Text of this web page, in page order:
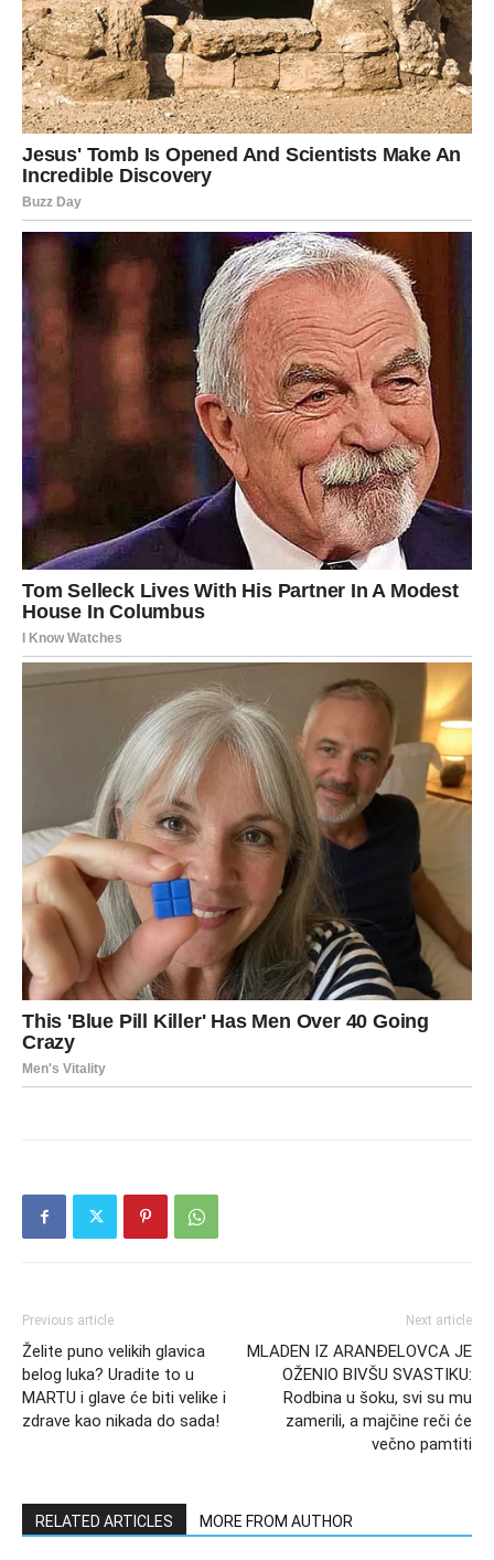
Previous article
Želite puno velikih glavica
belog luka? Uradite to u
MARTU i glave će biti velike i
zdrave kao nikada do sada!
Next article
MLADEN IZ ARANĐELOVCA JE
OŽENIO BIVŠU SVASTIKU:
Rodbina u šoku, svi su mu
zamerili, a majčine reči će
večno pamtiti
RELATED ARTICLES MORE FROM AUTHOR